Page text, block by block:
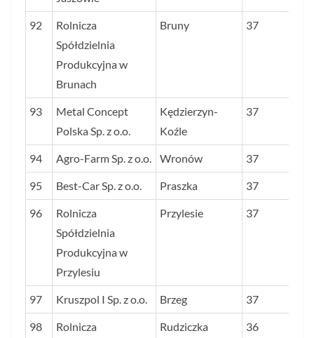
92
Rolnicza
Spółdzielnia
Produkcyjna w
Brunach
Bruny 37
93
Metal Concept
Polska Sp. z o.o.
Kędzierzyn-
Koźle
37
94 Agro-Farm Sp. z o.o. Wronów 37
95 Best-Car Sp. z o.o. Praszka 37
96
Rolnicza
Spółdzielnia
Produkcyjna w
Przylesiu
Przylesie 37
97 Kruszpol I Sp. z o.o. Brzeg 37
98
Rolnicza
Rudziczka 36